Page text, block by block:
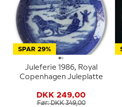
SPAR 29%
Juleferie 1986, Royal
Copenhagen Juleplatte
DKK 249,00
Før: DKK 349,00